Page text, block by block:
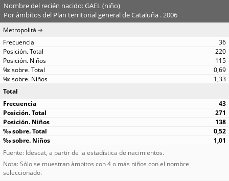
Nombre del recién nacido: GAEL (niño)
Por àmbitos del Plan territorial general de Cataluña . 2006
Metropolità
36
220
115
0,69
1,33
Total
43
271
138
0,52
1,01
Fuente: Idescat, a partir de la estadística de nacimientos.
Nota: Sólo se muestran àmbitos con 4 o más niños con el nombre
seleccionado.